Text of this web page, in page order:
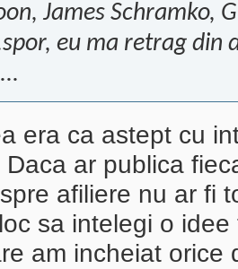
James Schramko,
eu ma retrag din
era ca astept cu
ar publica
afiliere nu ar fi
sa intelegi o
am incheiat orice